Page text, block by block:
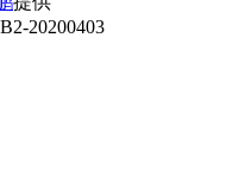
20200403